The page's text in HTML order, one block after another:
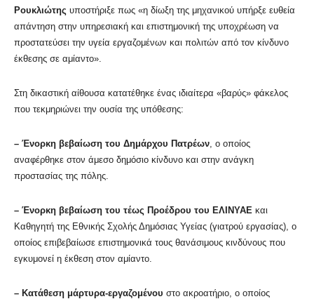
Ρουκλιώτης υποστήριξε πως «η δίωξη της μηχανικού υπήρξε ευθεία
απάντηση στην υπηρεσιακή και επιστημονική της υποχρέωση να
προστατεύσει την υγεία εργαζομένων και πολιτών από τον κίνδυνο
έκθεσης σε αμίαντο».
Στη δικαστική αίθουσα κατατέθηκε ένας ιδιαίτερα «βαρύς» φάκελος
που τεκμηριώνει την ουσία της υπόθεσης:
– Ένορκη βεβαίωση του Δημάρχου Πατρέων, ο οποίος
αναφέρθηκε στον άμεσο δημόσιο κίνδυνο και στην ανάγκη
προστασίας της πόλης.
– Ένορκη βεβαίωση του τέως Προέδρου του ΕΛΙΝΥΑΕ και
Καθηγητή της Εθνικής Σχολής Δημόσιας Υγείας (γιατρού εργασίας), ο
οποίος επιβεβαίωσε επιστημονικά τους θανάσιμους κινδύνους που
εγκυμονεί η έκθεση στον αμίαντο.
– Κατάθεση μάρτυρα-εργαζομένου στο ακροατήριο, ο οποίος